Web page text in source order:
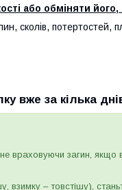
або обміняти
сколів, потертостей,
вже за кілька
враховуючи загин, якщо
взимку – товстішу),